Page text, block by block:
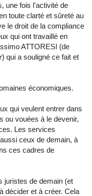
une fois l'activité de
toute clarté et sûreté au
le droit de la compliance
qui ont travaillé en
ATTORESI (de
) qui a souligné ce fait et
économiques.
qui veulent entrer dans
ou vouées à le devenir,
Les services
ceux de demain, à
ces cadres de
juristes de demain (et
décider et à créer. Cela